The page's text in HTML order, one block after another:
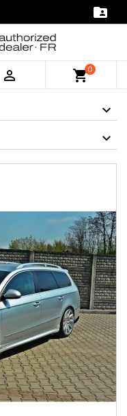

 shopping_cart0